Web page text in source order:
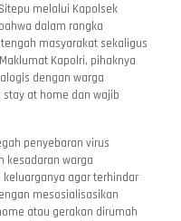
melalui Kapolsek
dalam rangka
masyarakat sekaligus
Kapolri, pihaknya
dengan warga
at home dan wajib
penyebaran virus
kesadaran warga
agar terhindar
mesosialisasikan
atau gerakan dirumah